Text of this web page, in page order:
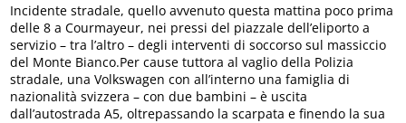
Incidente stradale, quello avvenuto questa mattina poco prima
delle 8 a Courmayeur, nei pressi del piazzale dell’eliporto a
servizio – tra l’altro – degli interventi di soccorso sul massiccio
del Monte Bianco.Per cause tuttora al vaglio della Polizia
stradale, una Volkswagen con all’interno una famiglia di
nazionalità svizzera – con due bambini – è uscita
dall’autostrada A5, oltrepassando la scarpata e finendo la sua